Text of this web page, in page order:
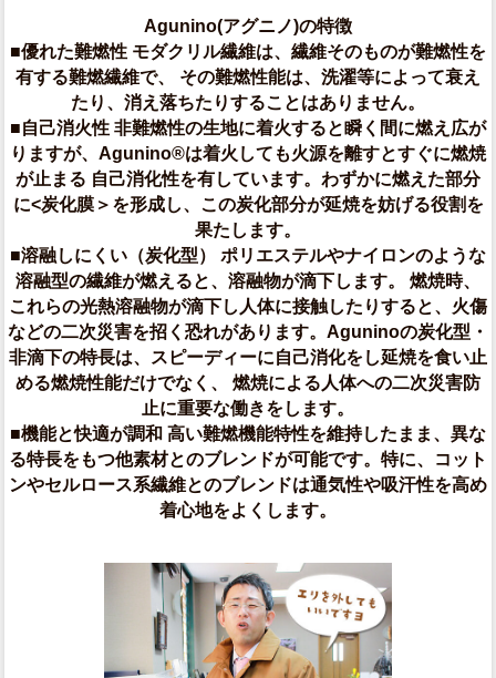
Agunino(アグニノ)の特徴
■優れた難燃性 モダクリル繊維は、繊維そのものが難燃性を
有する難燃繊維で、 その難燃性能は、洗濯等によって衰え
たり、消え落ちたりすることはありません。
■自己消火性 非難燃性の生地に着火すると瞬く間に燃え広が
りますが、Agunino®は着火しても火源を離すとすぐに燃焼
が止まる 自己消化性を有しています。わずかに燃えた部分
に<炭化膜＞を形成し、この炭化部分が延焼を妨げる役割を
果たします。
■溶融しにくい（炭化型） ポリエステルやナイロンのような
溶融型の繊維が燃えると、溶融物が滴下します。 燃焼時、
これらの光熱溶融物が滴下し人体に接触したりすると、火傷
などの二次災害を招く恐れがあります。Aguninoの炭化型・
非滴下の特長は、スピーディーに自己消化をし延焼を食い止
める燃焼性能だけでなく、 燃焼による人体への二次災害防
止に重要な働きをします。
■機能と快適が調和 高い難燃機能特性を維持したまま、異な
る特長をもつ他素材とのブレンドが可能です。特に、コット
ンやセルロース系繊維とのブレンドは通気性や吸汗性を高め
着心地をよくします。